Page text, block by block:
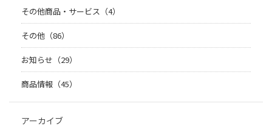
その他商品・サービス（4）
その他（86）
お知らせ（29）
商品情報（45）
アーカイブ